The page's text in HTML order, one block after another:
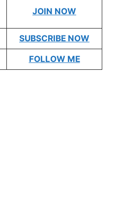
JOIN NOW
SUBSCRIBE NOW
FOLLOW ME